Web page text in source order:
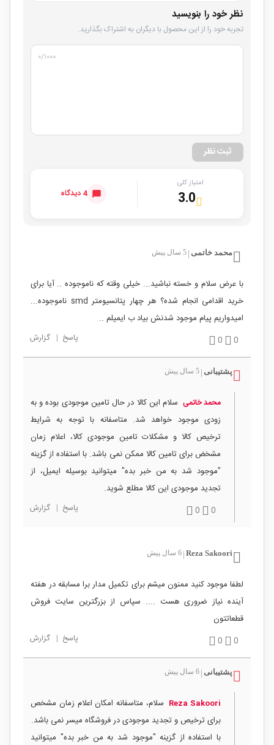
نظر خود را بنویسید
تجربه خود را از این محصول با دیگران به اشتراک بگذارید.
۰/۱۰۰۰
ثبت نظر
امتیاز کلی
3.0 4 دیدگاه
محمد خاتمی 5 سال پیش
با عرض سلام و خسته نباشید... خیلی وقته که ناموجوده .. آیا برای
خرید اقدامی انجام شده؟ هر چهار پتانسیومتر smd ناموجوده...
امیدواریم پیام موجود شدنش بیاد ب ایمیلم ..
0
0 پاسخ | گزارش
پشتیبانی 5 سال پیش
محمد خاتمی سلام این کالا در حال تامین موجودی بوده و به
زودی موجود خواهد شد. متاسفانه با توجه به شرایط
ترخیص کالا و مشکلات تامین موجودی کالا، اعلام زمان
مشخض برای تامین کالا ممکن نمی باشد. با استفاده از گزینه
"موجود شد به من خبر بده" میتوانید بوسیله ایمیل، از
تجدید موجودی این کالا مطلع شوید.
0
0 پاسخ | گزارش
Reza Sakoori 6 سال پیش
لطفا موجود کنید ممنون میشم برای تکمیل مدار برا مسابقه در هفته
آینده نیاز ضروری هست .... سپاس از بزرگترین سایت فروش
قطعاتتون
0
0 پاسخ | گزارش
پشتیبانی 6 سال پیش
Reza Sakoori سلام، متاسفانه امکان اعلام زمان مشخص
برای ترخیص و تجدید موجودی در فروشگاه میسر نمی باشد.
با استفاده از گزینه "موجود شد به من خبر بده" میتوانید